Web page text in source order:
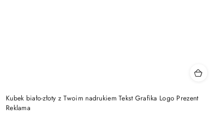
Kubek biało-złoty z Twoim nadrukiem Tekst Grafika Logo Prezent
Reklama